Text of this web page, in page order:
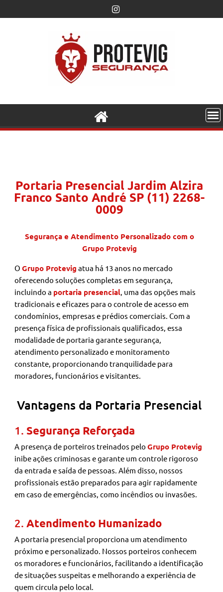
Portaria Presencial Jardim Alzira
Franco Santo André SP (11) 2268-
0009
Segurança e Atendimento Personalizado com o
Grupo Protevig
OGrupo Protevig atua há 13 anos no mercado
oferecendo soluções completas em segurança,
incluindo a portaria presencial , uma das opções mais
tradicionais e eficazes para o controle de acesso em
condomínios, empresas e prédios comerciais. Com a
presença física de profissionais qualificados, essa
modalidade de portaria garante segurança,
atendimento personalizado e monitoramento
constante, proporcionando tranquilidade para
moradores, funcionários e visitantes.
Vantagens da Portaria Presencial
1. Segurança Reforçada
A presença de porteiros treinados peloGrupo Protevig
inibe ações criminosas e garante um controle rigoroso
da entrada e saída de pessoas. Além disso, nossos
profissionais estão preparados para agir rapidamente
em caso de emergências, como incêndios ou invasões.
2.Atendimento Humanizado
A portaria presencial proporciona um atendimento
próximo e personalizado. Nossos porteiros conhecem
os moradores e funcionários, facilitando a identificação
de situações suspeitas e melhorando a experiência de
quem circula pelo local.